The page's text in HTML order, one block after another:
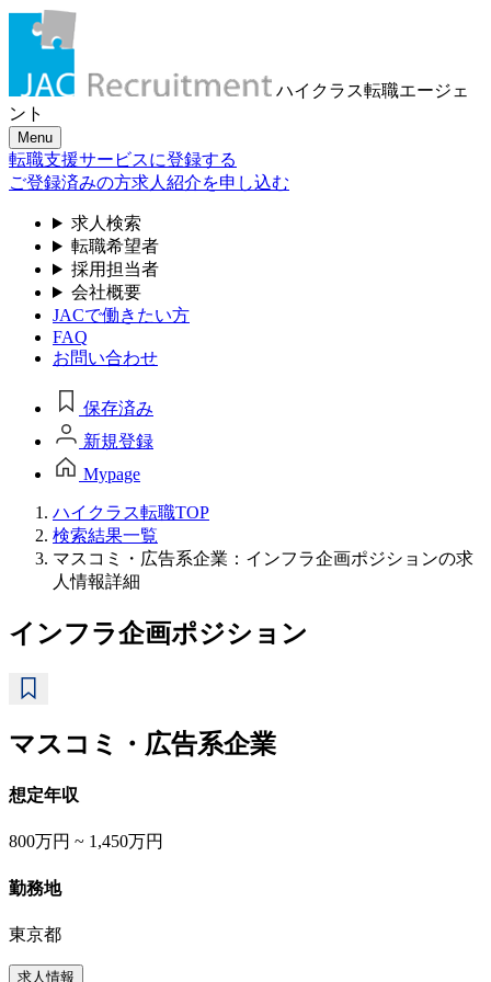
ハイクラス転職エージェ
ント
Menu
転職支援サービスに登録する
ご登録済みの方求人紹介を申し込む
求人検索
転職希望者
採用担当者
会社概要
JACで働きたい方
FAQ
お問い合わせ
保存済み
新規登録
Mypage
ハイクラス転職TOP
検索結果一覧
マスコミ・広告系企業：インフラ企画ポジションの求
人情報詳細
インフラ企画ポジション
マスコミ・広告系企業
想定年収
800万円 ~ 1,450万円
勤務地
東京都
求人情報